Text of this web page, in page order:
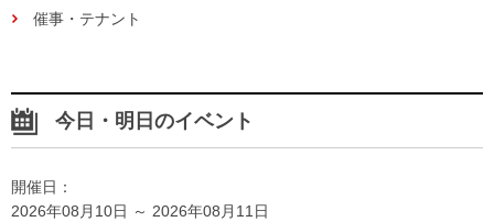
催事・テナント
今日・明日のイベント
開催日：
2026年08月10日 ～ 2026年08月11日